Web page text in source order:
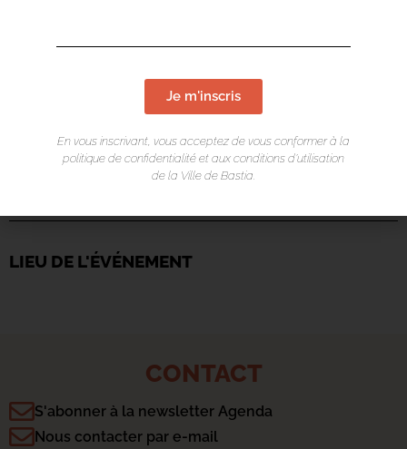
LIEU DE L'ÉVÉNEMENT
CONTACT
S'abonner à la newsletter Agenda
Nous contacter par e-mail
Je m'inscris
En vous inscrivant, vous acceptez de vous conformer à la
politique de confidentialité et aux conditions d’utilisation
de la Ville de Bastia.